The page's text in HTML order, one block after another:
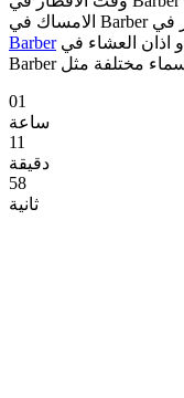
Barberو اذان العشاء في Barber. في اللغات الأخرى تدعى مدينة
01
ساعة
11
دقيقة
57
ثانية